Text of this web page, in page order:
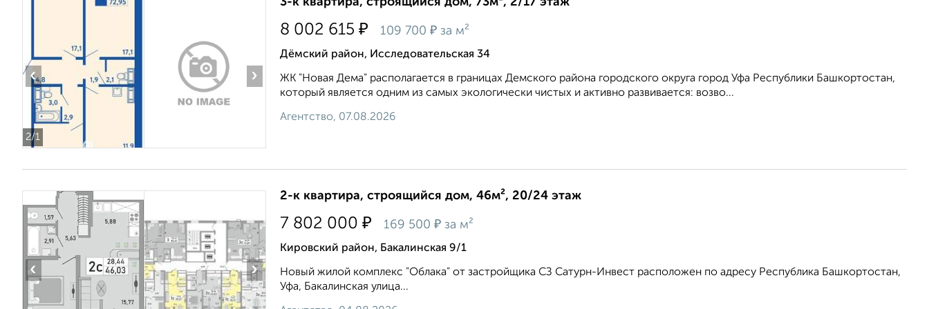
2/1
‹ ›
8 002 615 ₽ 109 700 ₽ за м²
Дёмский район, Исследовательская 34
ЖК "Новая Дема" располагается в границах Демского района городского округа город Уфа Республики Башкортостан,
который является одним из самых экологически чистых и активно развивается: возво...
Агентство, 07.08.2026
‹ ›
2-к квартира, строящийся дом, 46м², 20/24 этаж
7 802 000 ₽ 169 500 ₽ за м²
Кировский район, Бакалинская 9/1
Новый жилой комплекс "Облака" от застройщика СЗ Сатурн-Инвест расположен по адресу Республика Башкортостан,
Уфа, Бакалинская улица...